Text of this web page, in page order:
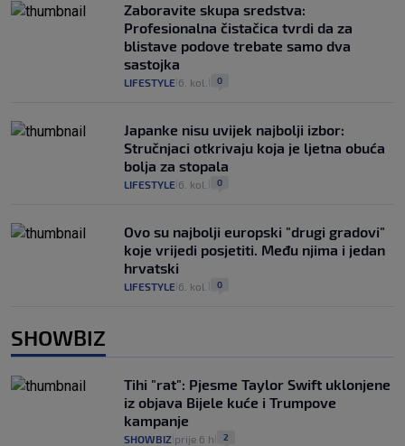
Zaboravite skupa sredstva:
Profesionalna čistačica tvrdi da za
blistave podove trebate samo dva
sastojka
LIFESTYLE 6. kol. 0
Japanke nisu uvijek najbolji izbor:
Stručnjaci otkrivaju koja je ljetna obuća
bolja za stopala
LIFESTYLE 6. kol. 0
Ovo su najbolji europski "drugi gradovi"
koje vrijedi posjetiti. Među njima i jedan
hrvatski
LIFESTYLE 6. kol. 0
SHOWBIZ
Tihi "rat": Pjesme Taylor Swift uklonjene
iz objava Bijele kuće i Trumpove
kampanje
SHOWBIZ prije 6 h 2